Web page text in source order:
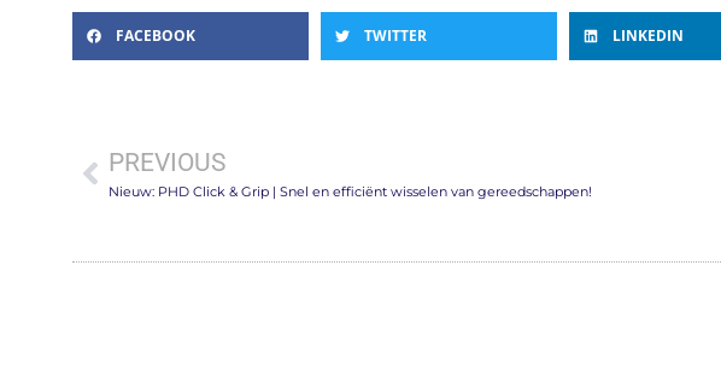
FACEBOOK TWITTER LINKEDIN
PREVIOUS
Nieuw: PHD Click & Grip | Snel en efficiënt wisselen van gereedschappen!